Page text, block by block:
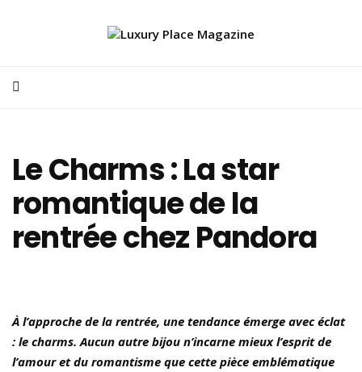
Le Charms : La star
romantique de la
rentrée chez Pandora
À l’approche de la rentrée, une tendance émerge avec éclat
: le charms. Aucun autre bijou n’incarne mieux l’esprit de
l’amour et du romantisme que cette pièce emblématique